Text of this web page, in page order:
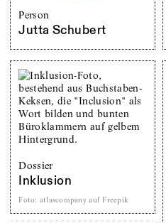
Person
Jutta Schubert
Dossier
Inklusion
Foto: atlascompany auf Freepik